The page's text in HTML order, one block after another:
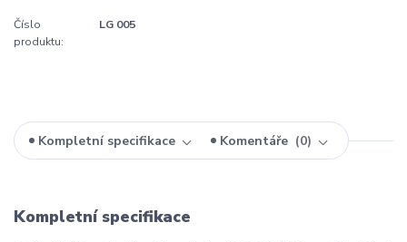
Číslo
produktu:
LG 005
Kompletní specifikace Komentáře 0
Kompletní specifikace